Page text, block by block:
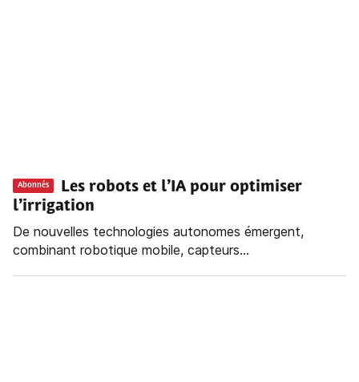
Abonnés
Les robots et l’IA pour optimiser
l’irrigation
De nouvelles technologies autonomes émergent,
combinant robotique mobile, capteurs...